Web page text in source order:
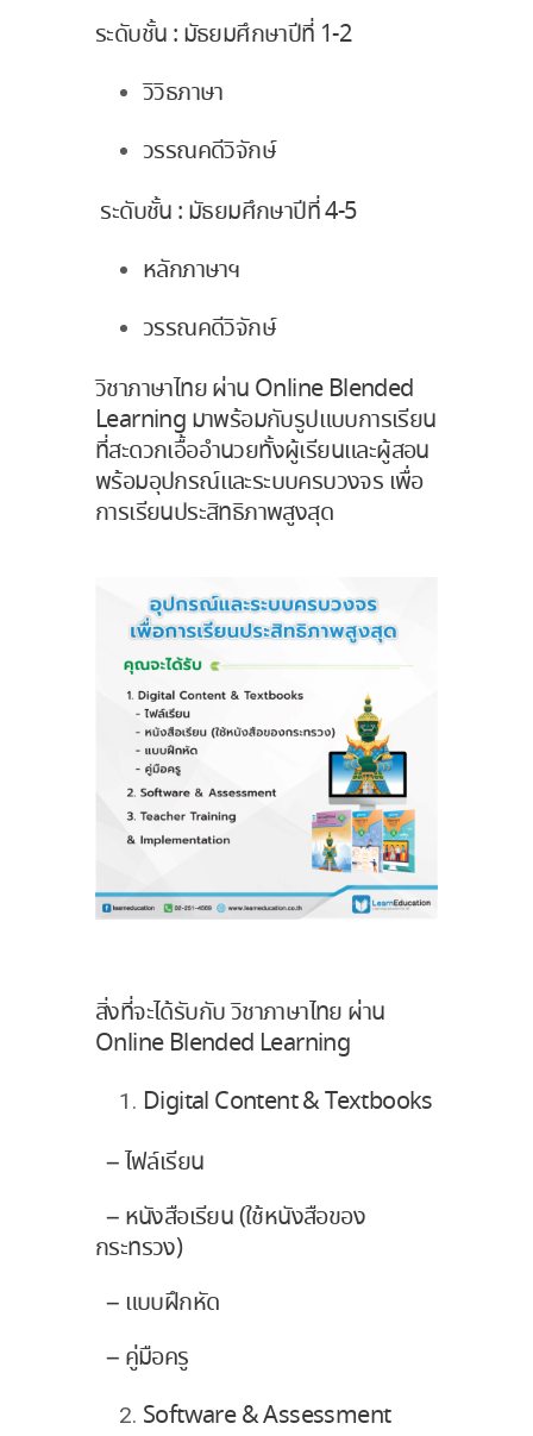
ระดับชั้น : มัธยมศึกษาปีที่ 1-2
วิวิธภาษา
วรรณคดีวิจักษ์
ระดับชั้น : มัธยมศึกษาปีที่ 4-5
หลักภาษาฯ
วรรณคดีวิจักษ์
วิชาภาษาไทย ผ่าน Online Blended
Learning มาพร้อมกับรูปแบบการเรียน
ที่สะดวกเอื้ออำนวยทั้งผู้เรียนและผู้สอน
พร้อมอุปกรณ์และระบบครบวงจร เพื่อ
การเรียนประสิทธิภาพสูงสุด
สิ่งที่จะได้รับกับ วิชาภาษาไทย ผ่าน
Online Blended Learning
Digital Content & Textbooks
– ไฟล์เรียน
– หนังสือเรียน (ใช้หนังสือของ
กระทรวง)
– แบบฝึกหัด
– คู่มือครู
Software & Assessment